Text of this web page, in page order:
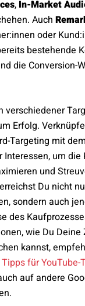
, In-Market
Auch
oder
bestehende
die Conversion-
verschiedener
Erfolg.
Targeting mit
Interessen, um die
und
Du nicht
sondern auch
des
wie Du Deine
kannst,
Tipps für YouTube-
auf andere